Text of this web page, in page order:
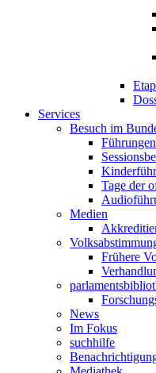
Services
Besuch im
Führungen
Tage der
Medien
Frühere
News
Im Fokus
suchhilfe